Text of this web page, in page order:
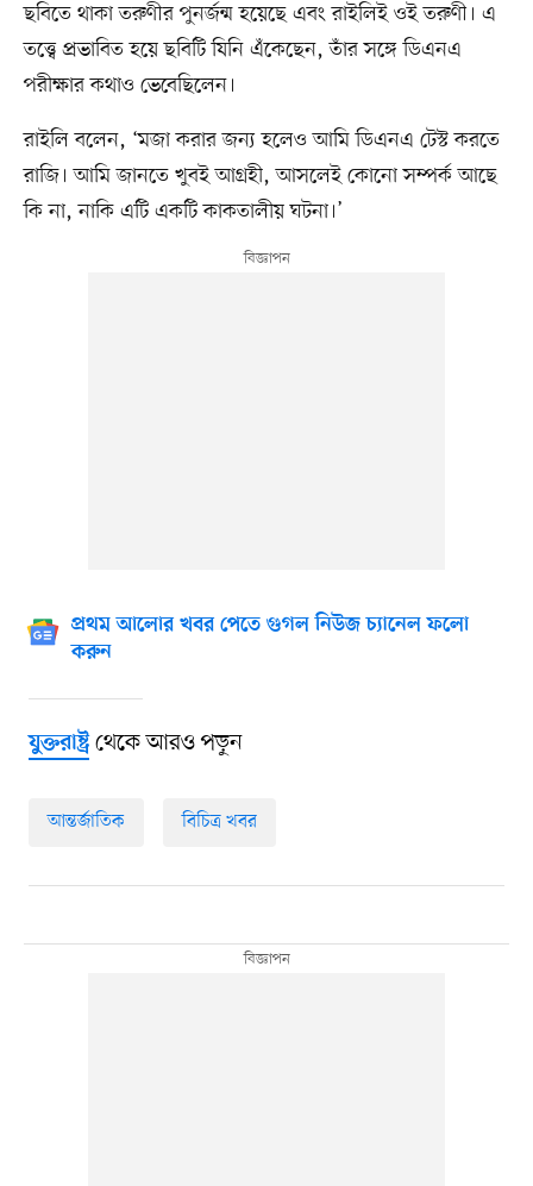
ছবিতে থাকা তরুণীর পুনর্জন্ম হয়েছে এবং রাইলিই ওই তরুণী। এ
তত্ত্বে প্রভাবিত হয়ে ছবিটি যিনি এঁকেছেন, তাঁর সঙ্গে ডিএনএ
পরীক্ষার কথাও ভেবেছিলেন।
রাইলি বলেন, ‘মজা করার জন্য হলেও আমি ডিএনএ টেস্ট করতে
রাজি। আমি জানতে খুবই আগ্রহী, আসলেই কোনো সম্পর্ক আছে
কি না, নাকি এটি একটি কাকতালীয় ঘটনা।’
প্রথম আলোর খবর পেতে গুগল নিউজ চ্যানেল ফলো
করুন
যুক্তরাষ্ট্রথেকে আরও পড়ুন
আন্তর্জাতিক বিচিত্র খবর